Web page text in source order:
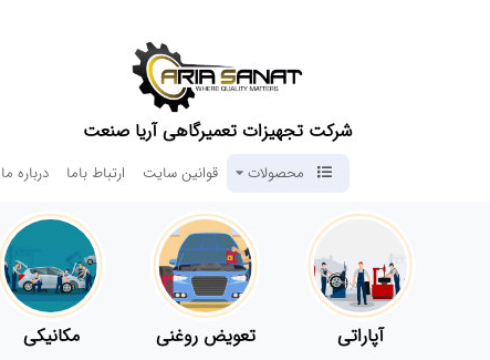
شرکت تجهیزات تعمیرگاهی آریا صنعت
محصولات قوانین سایت ارتباط باما درباره ما
آپاراتی تعویض روغنی مکانیکی